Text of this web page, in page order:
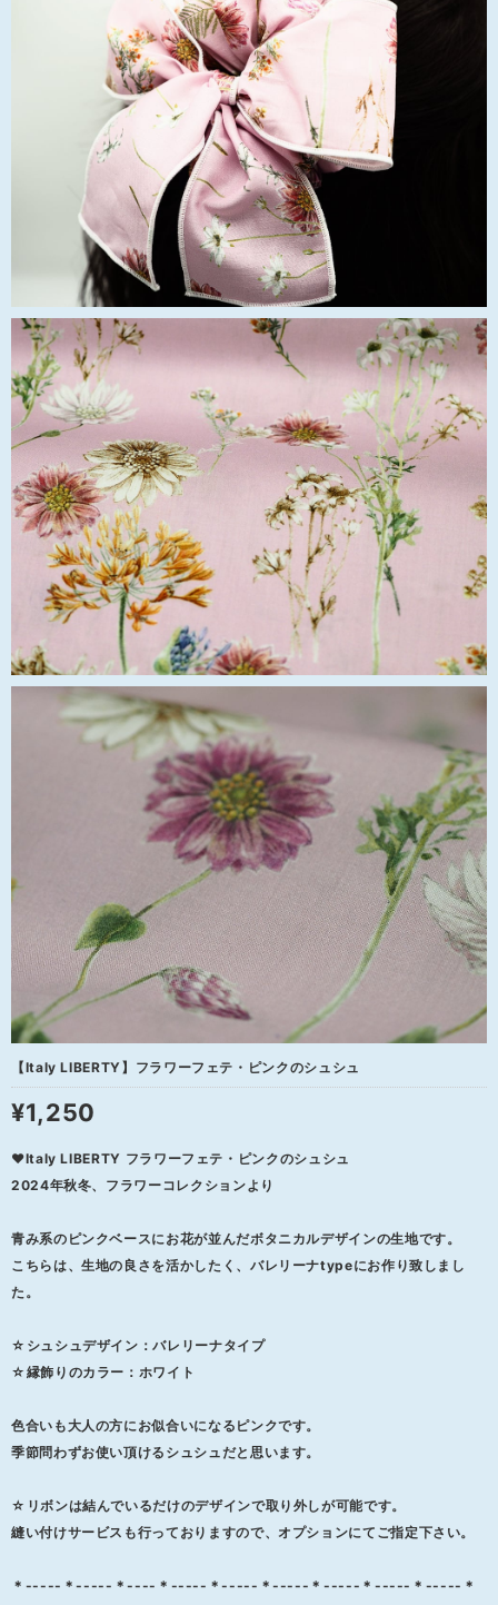
【Italy LIBERTY】フラワーフェテ・ピンクのシュシュ
¥1,250
❤Italy LIBERTY フラワーフェテ・ピンクのシュシュ
2024年秋冬、フラワーコレクションより
青み系のピンクベースにお花が並んだボタニカルデザインの生地です。
こちらは、生地の良さを活かしたく、バレリーナtypeにお作り致しまし
た。
☆シュシュデザイン：バレリーナタイプ
☆縁飾りのカラー：ホワイト
色合いも大人の方にお似合いになるピンクです。
季節問わずお使い頂けるシュシュだと思います。
☆リボンは結んでいるだけのデザインで取り外しが可能です。
縫い付けサービスも行っておりますので、オプションにてご指定下さい。
＊-----＊-----＊----＊-----＊-----＊-----＊-----＊-----＊-----＊